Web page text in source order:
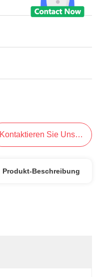
Kontaktieren Sie Uns Jetzt
Produkt-Beschreibung